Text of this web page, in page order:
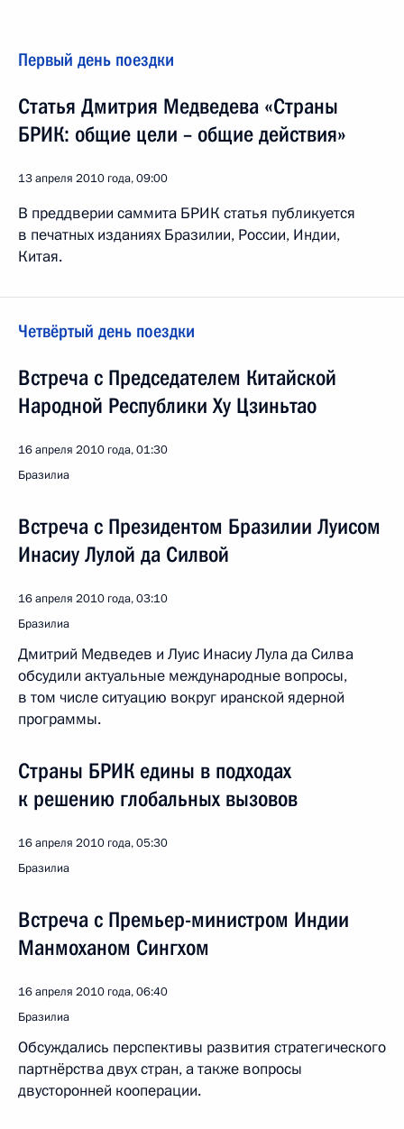
Первый день поездки
Статья Дмитрия Медведева «Страны
БРИК: общие цели – общие действия»
13 апреля 2010 года, 09:00
В преддверии саммита БРИК статья публикуется
в печатных изданиях Бразилии, России, Индии,
Китая.
Четвёртый день поездки
Встреча с Председателем Китайской
Народной Республики Ху Цзиньтао
16 апреля 2010 года, 01:30
Бразилиа
Встреча с Президентом Бразилии Луисом
Инасиу Лулой да Силвой
16 апреля 2010 года, 03:10
Бразилиа
Дмитрий Медведев и Луис Инасиу Лула да Силва
обсудили актуальные международные вопросы,
в том числе ситуацию вокруг иранской ядерной
программы.
Страны БРИК едины в подходах
к решению глобальных вызовов
16 апреля 2010 года, 05:30
Бразилиа
Встреча с Премьер-министром Индии
Манмоханом Сингхом
16 апреля 2010 года, 06:40
Бразилиа
Обсуждались перспективы развития стратегического
партнёрства двух стран, а также вопросы
двусторонней кооперации.